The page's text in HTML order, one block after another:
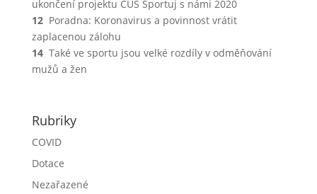
ukončení projektu ČUS Sportuj s námi 2020
12 Poradna: Koronavirus a povinnost vrátit
zaplacenou zálohu
14 Také ve sportu jsou velké rozdíly v odměňování
mužů a žen
Rubriky
COVID
Dotace
Nezařazené